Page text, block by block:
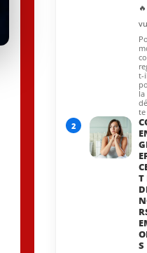
t-
la
2
T
S